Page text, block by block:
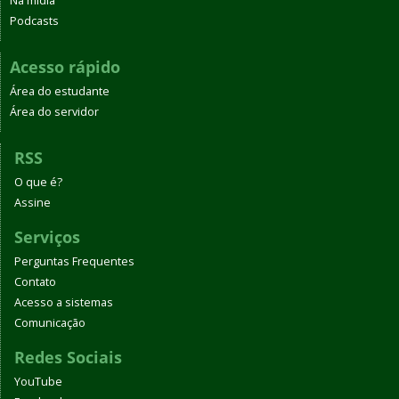
Podcasts
Acesso rápido
Área do estudante
Área do servidor
RSS
O que é?
Assine
Serviços
Perguntas Frequentes
Contato
Acesso a sistemas
Comunicação
Redes Sociais
YouTube